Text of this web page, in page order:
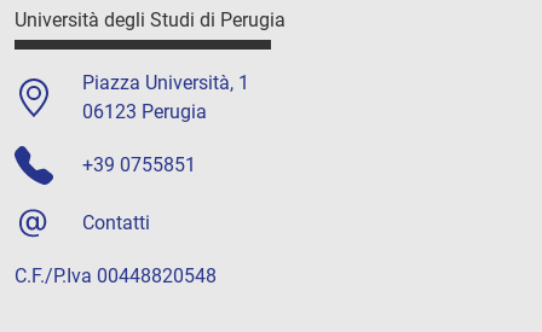
Università degli Studi di Perugia
Piazza Università, 1
06123 Perugia
+39 0755851
Contatti
C.F./P.Iva 00448820548